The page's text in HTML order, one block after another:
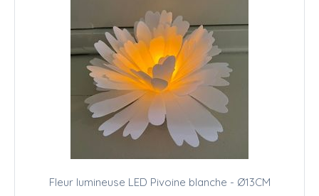
Fleur lumineuse LED Pivoine blanche - Ø13CM